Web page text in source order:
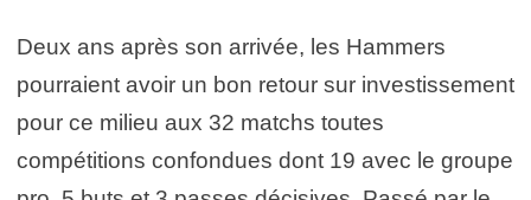
Deux ans après son arrivée, les Hammers
pourraient avoir un bon retour sur investissement
pour ce milieu aux 32 matchs toutes
compétitions confondues dont 19 avec le groupe